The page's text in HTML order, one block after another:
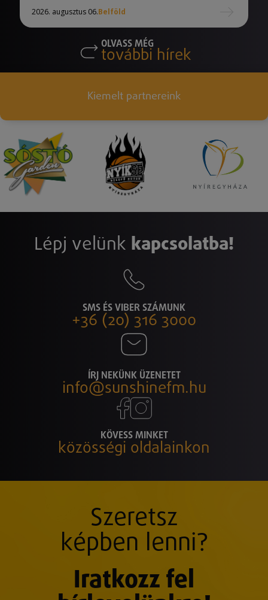
2026. augusztus 06.Belföld
OLVASS MÉG
további hírek
Kiemelt partnereink
Lépj velünk kapcsolatba!
SMS ÉS VIBER SZÁMUNK
+36 (20) 316 3000
ÍRJ NEKÜNK ÜZENETET
info@sunshinefm.hu
KÖVESS MINKET
közösségi oldalainkon
Szeretsz
képben lenni?
Iratkozz fel